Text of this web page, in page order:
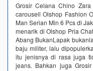
Grosir Celana Chino
carousell Olshop Fashion
Man Serian Min 6 Pcs di
menarik di Olshop Pria
Abang BukanLapak
baju militer, lalu
itu jenisnya di rasa juga
jeans. Bahkan juga